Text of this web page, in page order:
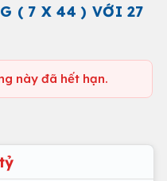
( 7 X 44 ) VỚI 27
này đã hết hạn.